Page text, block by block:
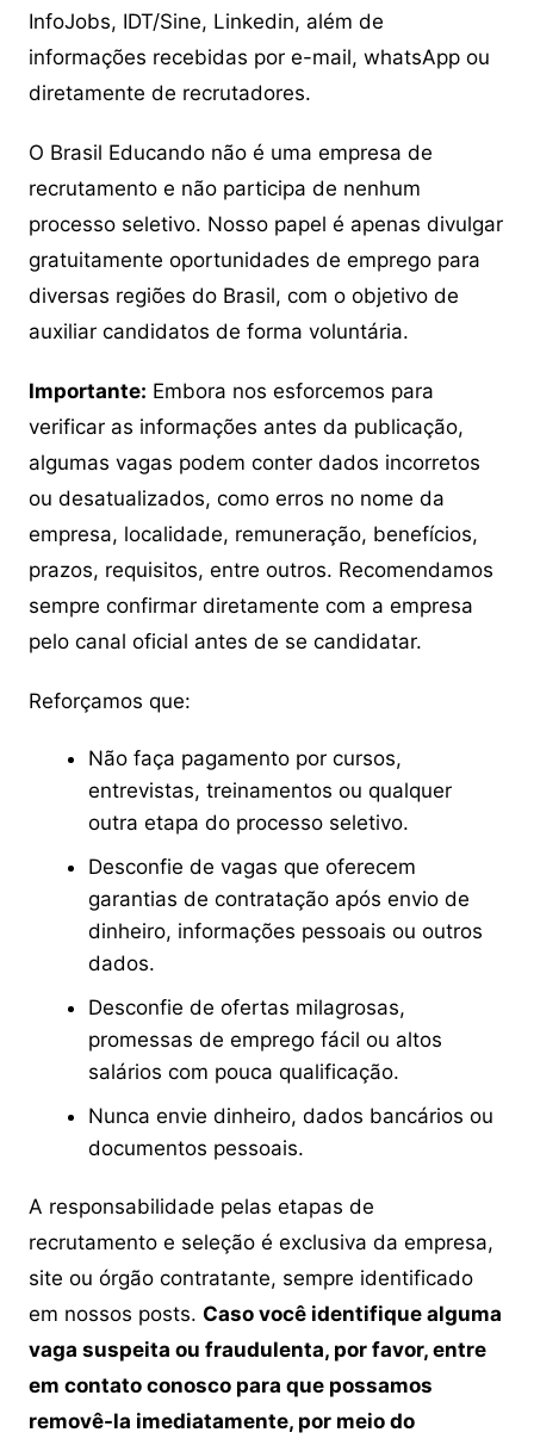
InfoJobs, IDT/Sine, Linkedin, além de
informações recebidas por e-mail, whatsApp ou
diretamente de recrutadores.
O Brasil Educando não é uma empresa de
recrutamento e não participa de nenhum
processo seletivo. Nosso papel é apenas divulgar
gratuitamente oportunidades de emprego para
diversas regiões do Brasil, com o objetivo de
auxiliar candidatos de forma voluntária.
Importante: Embora nos esforcemos para
verificar as informações antes da publicação,
algumas vagas podem conter dados incorretos
ou desatualizados, como erros no nome da
empresa, localidade, remuneração, benefícios,
prazos, requisitos, entre outros. Recomendamos
sempre confirmar diretamente com a empresa
pelo canal oficial antes de se candidatar.
Reforçamos que:
Não faça pagamento por cursos,
entrevistas, treinamentos ou qualquer
outra etapa do processo seletivo.
Desconfie de vagas que oferecem
garantias de contratação após envio de
dinheiro, informações pessoais ou outros
dados.
Desconfie de ofertas milagrosas,
promessas de emprego fácil ou altos
salários com pouca qualificação.
Nunca envie dinheiro, dados bancários ou
documentos pessoais.
A responsabilidade pelas etapas de
recrutamento e seleção é exclusiva da empresa,
site ou órgão contratante, sempre identificado
em nossos posts. Caso você identifique alguma
vaga suspeita ou fraudulenta, por favor, entre
em contato conosco para que possamos
removê-la imediatamente, por meio do